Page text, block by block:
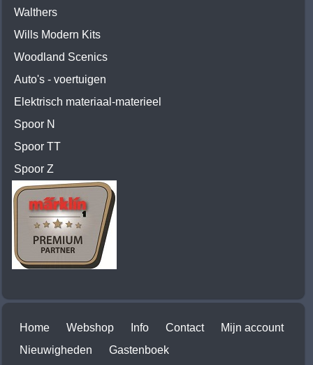
Walthers
Wills Modern Kits
Woodland Scenics
Auto's - voertuigen
Elektrisch materiaal-materieel
Spoor N
Spoor TT
Spoor Z
Home Webshop Info Contact
Mijn account
Nieuwigheden
Gastenboek